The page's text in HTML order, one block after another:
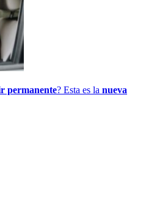
permanente? Esta es la nueva